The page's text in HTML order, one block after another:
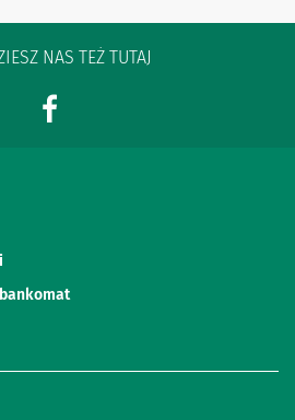
NAS TEŻ TUTAJ